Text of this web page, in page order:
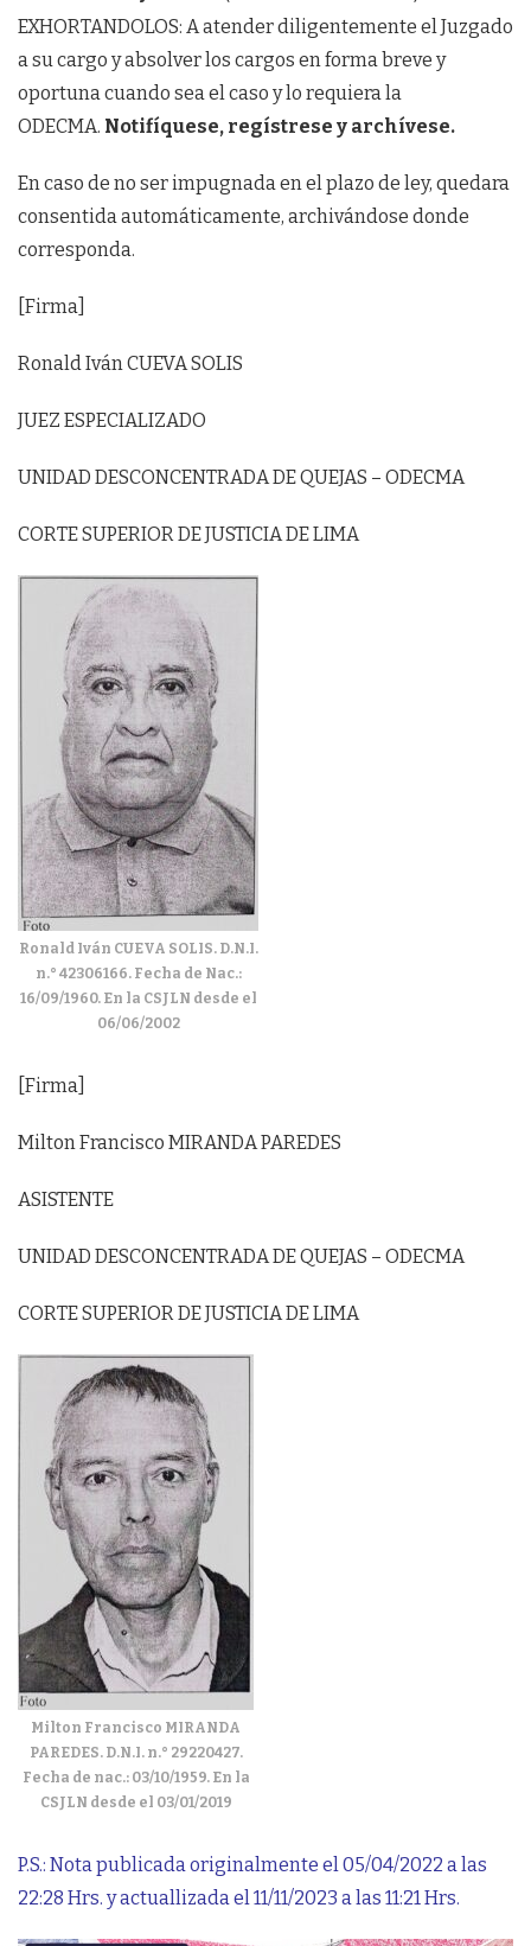
EXHORTANDOLOS: A atender diligentemente el Juzgado
a su cargo y absolver los cargos en forma breve y
oportuna cuando sea el caso y lo requiera la
ODECMA. Notifíquese, regístrese y archívese.
En caso de no ser impugnada en el plazo de ley, quedara
consentida automáticamente, archivándose donde
corresponda.
[Firma]
Ronald Iván CUEVA SOLIS
JUEZ ESPECIALIZADO
UNIDAD DESCONCENTRADA DE QUEJAS – ODECMA
CORTE SUPERIOR DE JUSTICIA DE LIMA
Ronald Iván CUEVA SOLIS. D.N.I.
n.° 42306166. Fecha de Nac.:
16/09/1960. En la CSJLN desde el
06/06/2002
[Firma]
Milton Francisco MIRANDA PAREDES
ASISTENTE
UNIDAD DESCONCENTRADA DE QUEJAS – ODECMA
CORTE SUPERIOR DE JUSTICIA DE LIMA
Milton Francisco MIRANDA
PAREDES. D.N.I. n.° 29220427.
Fecha de nac.: 03/10/1959. En la
CSJLN desde el 03/01/2019
P.S.: Nota publicada originalmente el 05/04/2022 a las
22:28 Hrs. y actuallizada el 11/11/2023 a las 11:21 Hrs.